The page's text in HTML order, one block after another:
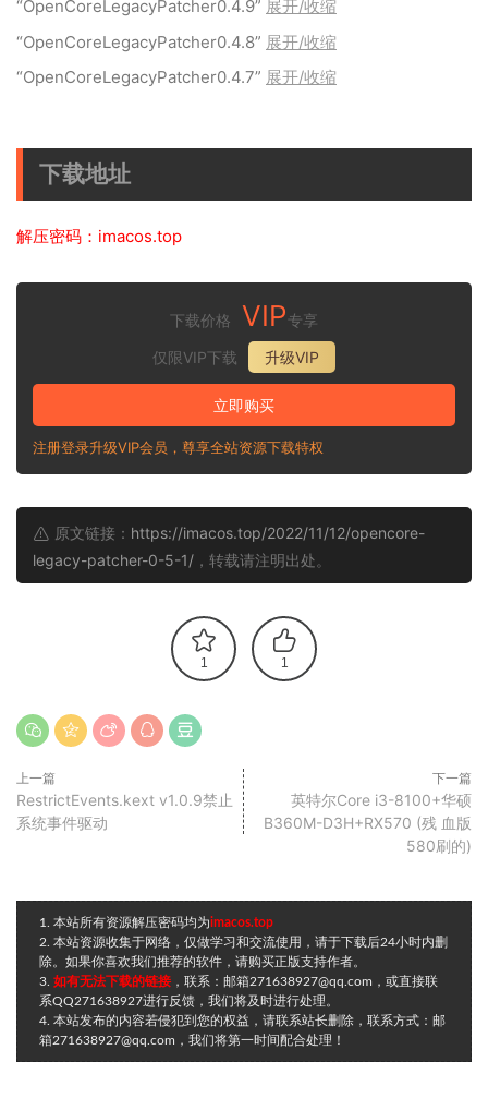
“OpenCoreLegacyPatcher0.4.9” 展开/收缩
“OpenCoreLegacyPatcher0.4.8” 展开/收缩
“OpenCoreLegacyPatcher0.4.7” 展开/收缩
下载地址
解压密码：imacos.top
下载价格 VIP专享
仅限VIP下载
升级VIP
立即购买
注册登录升级VIP会员，尊享全站资源下载特权
原文链接： https://imacos.top/2022/11/12/opencore-
legacy-patcher-0-5-1/ ，转载请注明出处。
1 1
上一篇
RestrictEvents.kext v1.0.9禁止
系统事件驱动
下一篇
英特尔Core i3-8100+华硕
B360M-D3H+RX570 (残 血版
580刷的)
1. 本站所有资源解压密码均为imacos.top
2. 本站资源收集于网络，仅做学习和交流使用，请于下载后24小时内删
除。如果你喜欢我们推荐的软件，请购买正版支持作者。
3. 如有无法下载的链接 ，联系：邮箱271638927@qq.com，或直接联
系QQ271638927进行反馈，我们将及时进行处理。
4. 本站发布的内容若侵犯到您的权益，请联系站长删除，联系方式：邮
箱271638927@qq.com，我们将第一时间配合处理！